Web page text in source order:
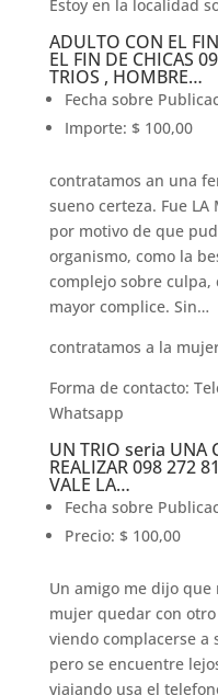
Estoy en la localidad
ADULTO CON EL
EL FIN DE CHICAS
TRIOS , HOMBRE…
Fecha sobre
Importe: $ 100,00
contratamos an una
sueno certeza. Fue LA
por motivo de que
organismo, como la
complejo sobre culpa,
mayor complice. Sin…
contratamos a la
Forma de contacto:
Whatsapp
UN TRIO seri­a UNA
REALIZAR 098 272
VALE LA…
Fecha sobre
Precio: $ 100,00
Un amigo me dijo
mujer quedar con
viendo complacerse a
pero se encuentre
viajando usa el